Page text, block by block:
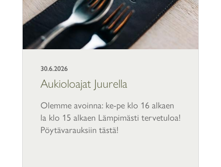
Aukioloajat Juurella
30.6.2026
Olemme avoinna: ke-pe klo 16 alkaen
la klo 15 alkaen Lämpimästi tervetuloa!
Pöytävarauksiin tästä!